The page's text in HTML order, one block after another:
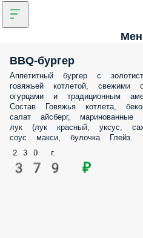
BBQ-бургер
Аппетитный бургер с
говяжьей котлетой, свежими
огурцами и традиционным
Состав Говяжья котлета,
салат айсберг, маринованные
лук (лук красный, уксус,
соус макси, булочка Глейз.
230 г.
379 ₽